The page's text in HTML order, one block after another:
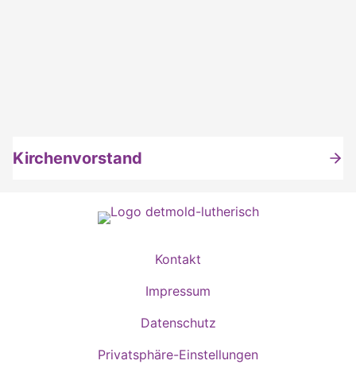
Kirchenvorstand
Kontakt
Impressum
Datenschutz
Privatsphäre-Einstellungen